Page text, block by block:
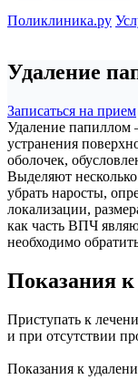
Поликлиника.ру
Удаление
Записаться на прием
Удаление папиллом
устранения
оболочек,
Выделяют
убрать наросты,
локализации,
как часть ВПЧ
необходимо
Показания
Приступать к
и при отсутствии
Показания к